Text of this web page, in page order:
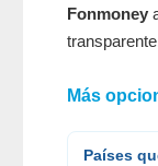
Fonmoney
Más
Países